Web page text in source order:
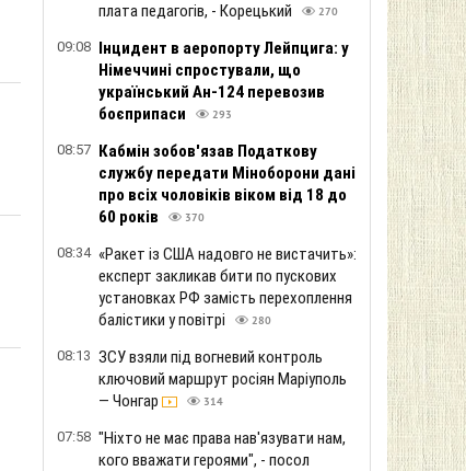
плата педагогів, - Корецький
270
09:08 Інцидент в аеропорту Лейпцига: у
Німеччині спростували, що
український Ан-124 перевозив
боєприпаси
293
08:57 Кабмін зобов'язав Податкову
службу передати Міноборони дані
про всіх чоловіків віком від 18 до
60 років
370
08:34 «Ракет із США надовго не вистачить»:
експерт закликав бити по пускових
установках РФ замість перехоплення
балістики у повітрі
280
08:13 ЗСУ взяли під вогневий контроль
ключовий маршрут росіян Маріуполь
— Чонгар
314
07:58 "Ніхто не має права нав'язувати нам,
кого вважати героями", - посол